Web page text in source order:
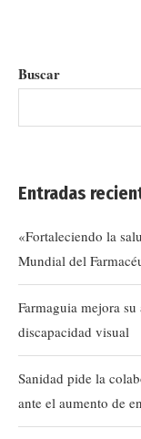
Buscar
Entradas
«Fortaleciendo la
Mundial del
Farmaguia mejora
discapacidad visual
Sanidad pide la
ante el aumento de